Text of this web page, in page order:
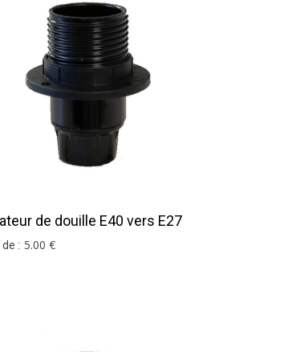
service sur mesure
de douille E40 vers E27
: 5.00 €